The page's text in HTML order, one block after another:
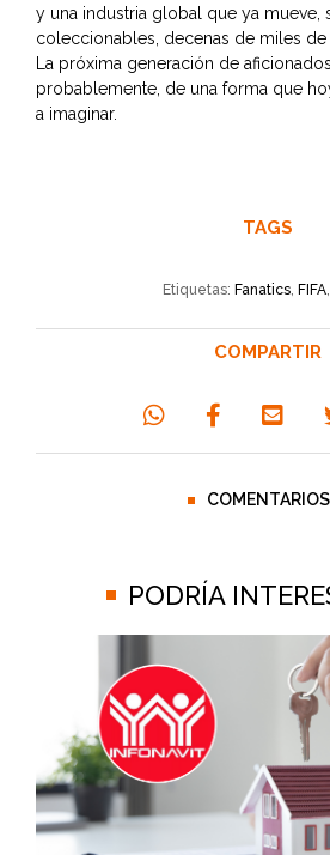
y una industria global que ya
coleccionables, decenas de miles
La próxima generación de
probablemente, de una forma que
a imaginar.
TAGS
Etiquetas: Fanatics, FIFA,
COMPARTIR
COMENTARIOS
PODRÍA